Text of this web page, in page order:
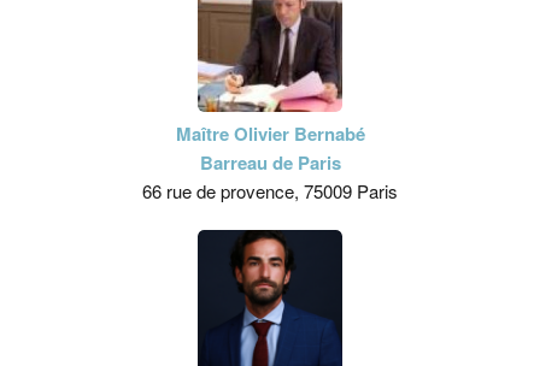
Maître Olivier Bernabé
Barreau de Paris
66 rue de provence, 75009 Paris